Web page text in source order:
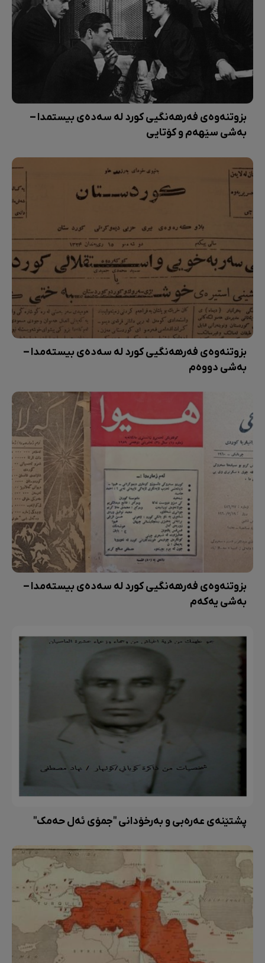
بزوتنەوەی فەرهەنگیی کورد لە سەدەی بیستمدا –
بەشی سێهەم و کۆتایی
بزوتنەوەی فەرهەنگیی کورد لە سەدەی بیستەمدا –
بەشی دووەم
بزوتنەوەی فەرهەنگیی کورد لە سەدەی بیستەمدا –
بەشی یەکەم
پشتێنەی عەرەبی و بەرخۆدانی "جمۆی ئەل حەمک"